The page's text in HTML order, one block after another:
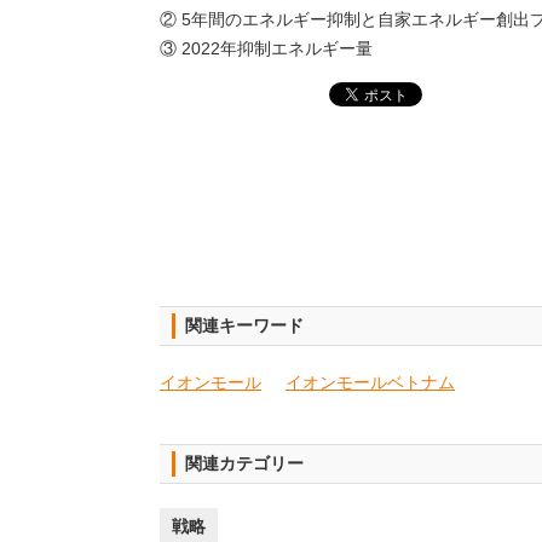
② 5年間のエネルギー抑制と自家エネルギー創出
③ 2022年抑制エネルギー量
関連キーワード
イオンモール イオンモールベトナム
関連カテゴリー
戦略